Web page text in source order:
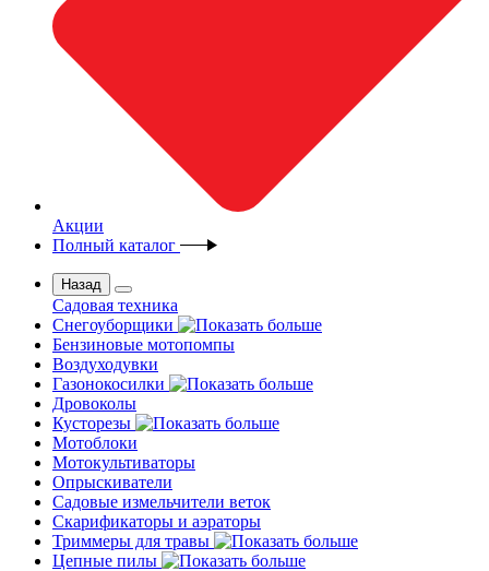
Акции
Полный каталог
Назад
Садовая техника
Снегоуборщики
Бензиновые мотопомпы
Воздуходувки
Газонокосилки
Дровоколы
Кусторезы
Мотоблоки
Мотокультиваторы
Опрыскиватели
Садовые измельчители веток
Скарификаторы и аэраторы
Триммеры для травы
Цепные пилы